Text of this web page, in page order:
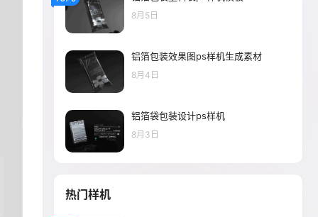
8月5日
铝箔包装效果图ps样机生成素材
8月4日
铝箔袋包装设计ps样机
8月3日
热门样机